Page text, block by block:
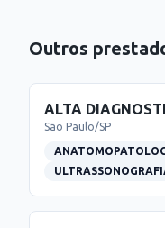
Outros
ALTA
São Paulo/SP